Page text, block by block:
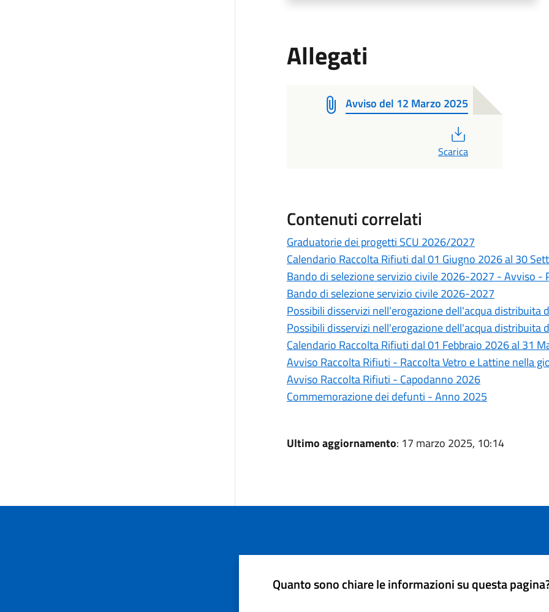
Allegati
Avviso del 12 Marzo 2025
Scarica
Contenuti correlati
Graduatorie dei progetti SCU 2026/2027
Calendario Raccolta Rifiuti dal 01 Giugno 2026 al 30
Bando di selezione servizio civile 2026-2027 - Avviso
Bando di selezione servizio civile 2026-2027
Possibili disservizi nell'erogazione dell'acqua distribuita
Possibili disservizi nell'erogazione dell'acqua distribuita
Calendario Raccolta Rifiuti dal 01 Febbraio 2026 al 31
Avviso Raccolta Rifiuti - Raccolta Vetro e Lattine nella
Avviso Raccolta Rifiuti - Capodanno 2026
Commemorazione dei defunti - Anno 2025
Ultimo aggiornamento: 17 marzo 2025, 10:14
Quanto sono chiare le informazioni su questa